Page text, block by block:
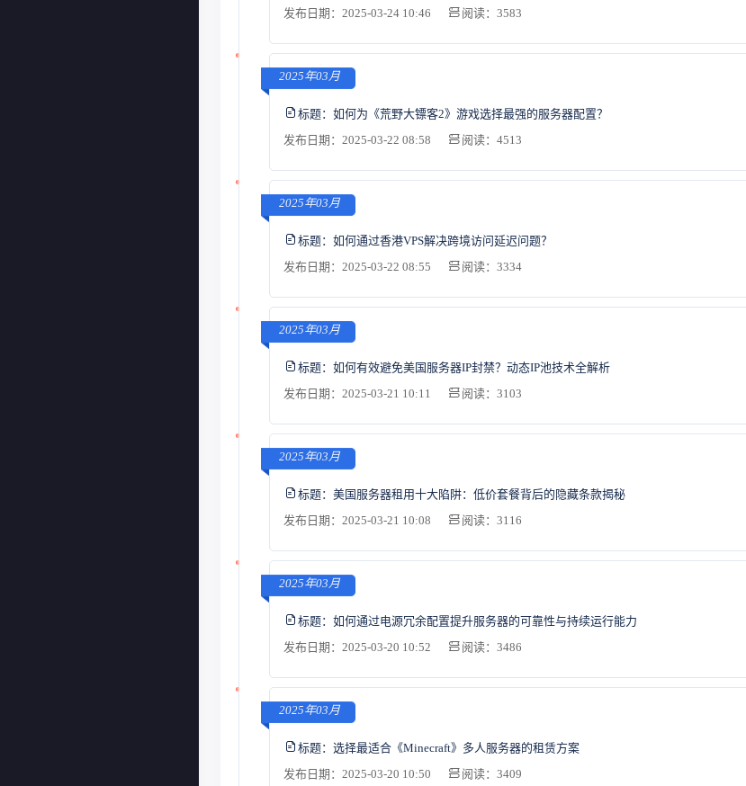
发布日期：2025-03-24 10:46
阅读：3583
2025年03月
标题： 如何为《荒野大镖客2》游戏选择最强的服务器配置？
发布日期：2025-03-22 08:58
阅读：4513
2025年03月
标题： 如何通过香港VPS解决跨境访问延迟问题？
发布日期：2025-03-22 08:55
阅读：3334
2025年03月
标题： 如何有效避免美国服务器IP封禁？动态IP池技术全解析
发布日期：2025-03-21 10:11
阅读：3103
2025年03月
标题： 美国服务器租用十大陷阱：低价套餐背后的隐藏条款揭秘
发布日期：2025-03-21 10:08
阅读：3116
2025年03月
标题： 如何通过电源冗余配置提升服务器的可靠性与持续运行能力
发布日期：2025-03-20 10:52
阅读：3486
2025年03月
标题： 选择最适合《Minecraft》多人服务器的租赁方案
发布日期：2025-03-20 10:50
阅读：3409